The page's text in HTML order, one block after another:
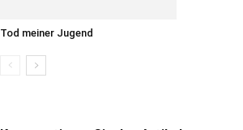
Tod meiner Jugend